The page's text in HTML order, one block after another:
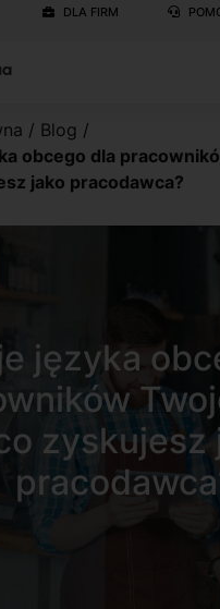
DLA FIRM
/ Blog /
obcego dla
jako pracodawca?
języka
zyskujesz